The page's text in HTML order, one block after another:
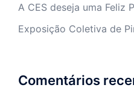
A CES deseja uma Feliz
Exposição Coletiva de
Comentários